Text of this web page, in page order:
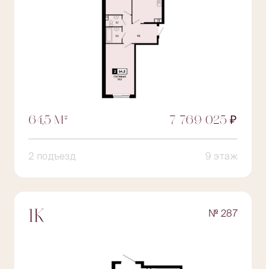
64,5 М² 7 769 025 ₽
2 подъезд 9 этаж
1К № 287